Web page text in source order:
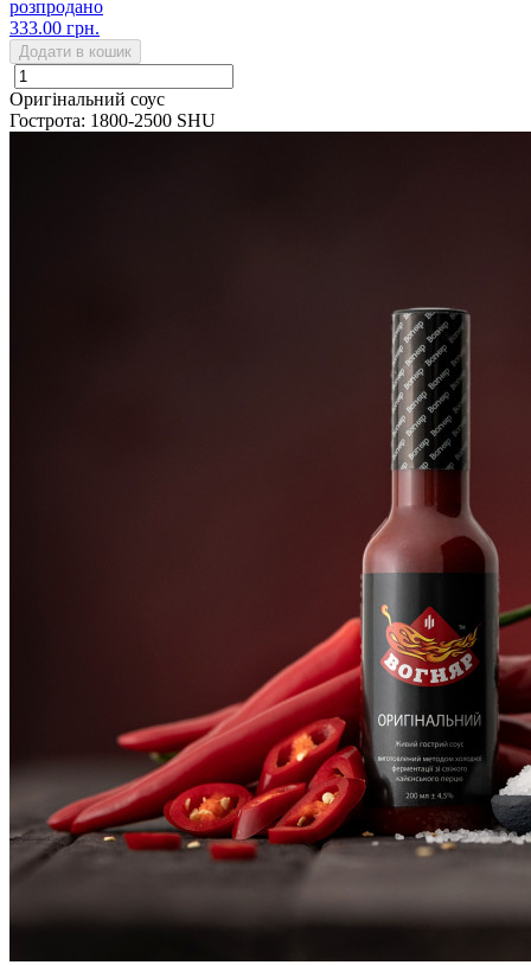
розпродано
333.00 грн.
Додати в кошик
Оригінальний соус
Гострота: 1800-2500 SHU